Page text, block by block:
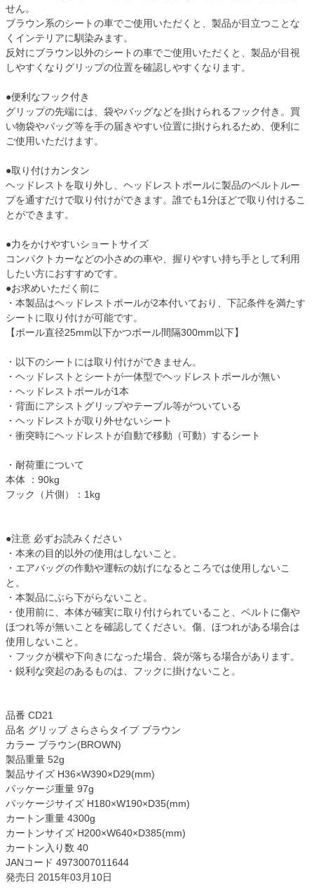
せん。
ブラウン系のシートの車でご使用いただくと、製品が目立つことな
くインテリアに馴染みます。
反対にブラウン以外のシートの車でご使用いただくと、製品が目視
しやすくなりグリップの位置を確認しやすくなります。
●便利なフック付き
グリップの先端には、袋やバッグなどを掛けられるフック付き。買
い物袋やバッグ等を手の届きやすい位置に掛けられるため、便利に
ご使用いただけます。
●取り付けカンタン
ヘッドレストを取り外し、ヘッドレストポールに製品のベルトルー
プを通すだけで取り付けができます。誰でも1分ほどで取り付けるこ
とができます。
●力をかけやすいショートサイズ
コンパクトカーなどの小さめの車や、握りやすい持ち手として利用
したい方におすすめです。
●お求めいただく前に
・本製品はヘッドレストポールが2本付いており、下記条件を満たす
シートに取り付けが可能です。
【ポール直径25mm以下かつポール間隔300mm以下】
・以下のシートには取り付けができません。
・ヘッドレストとシートが一体型でヘッドレストポールが無い
・ヘッドレストポールが1本
・背面にアシストグリップやテーブル等がついている
・ヘッドレストが取り外せないシート
・衝突時にヘッドレストが自動で移動（可動）するシート
・耐荷重について
本体 ：90kg
フック（片側）：1kg
●注意 必ずお読みください
・本来の目的以外の使用はしないこと。
・エアバッグの作動や運転の妨げになるところでは使用しないこ
と。
・本製品にぶら下がらないこと。
・使用前に、本体が確実に取り付けられていること、ベルトに傷や
ほつれ等が無いことを確認してください。傷、ほつれがある場合は
使用しないこと。
・フックが横や下向きになった場合、袋が落ちる場合があります。
・鋭利な突起のあるものは、フックに掛けないこと。
品番 CD21
品名 グリップ さらさらタイプ ブラウン
カラー ブラウン(BROWN)
製品重量 52g
製品サイズ H36×W390×D29(mm)
パッケージ重量 97g
パッケージサイズ H180×W190×D35(mm)
カートン重量 4300g
カートンサイズ H200×W640×D385(mm)
カートン入り数 40
JANコード 4973007011644
発売日 2015年03月10日